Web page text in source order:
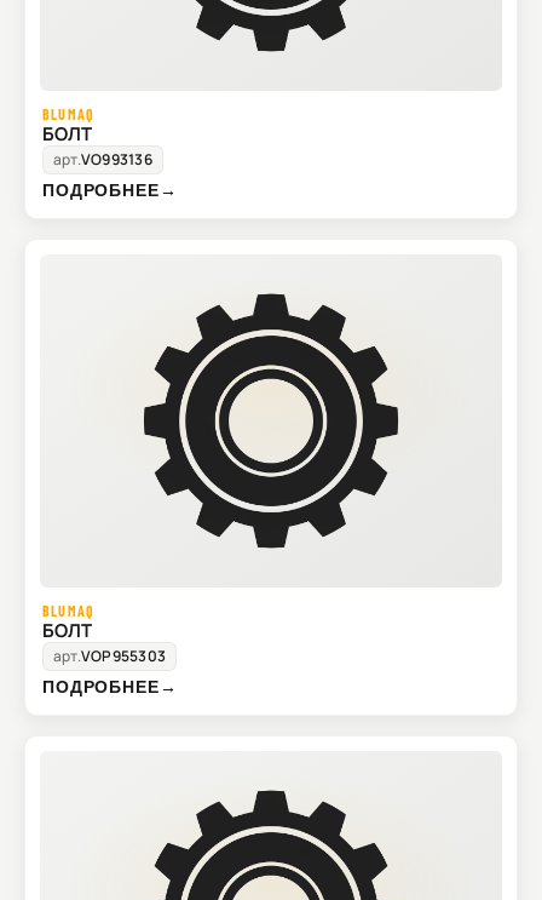
BLUMAQ
БОЛТ
арт.VO993136
ПОДРОБНЕЕ→
BLUMAQ
БОЛТ
арт.VOP955303
ПОДРОБНЕЕ→